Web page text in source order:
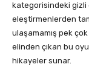
kategorisindeki gizli
eleştirmenlerden
ulaşamamış pek
elinden çıkan bu
hikayeler sunar.